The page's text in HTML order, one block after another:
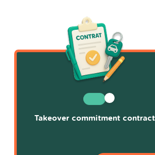
Takeover commitment contract